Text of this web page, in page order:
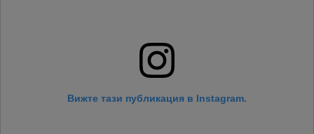
Вижте тази публикация в Instagram.